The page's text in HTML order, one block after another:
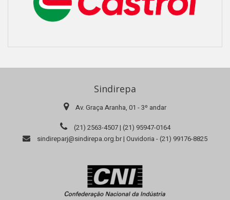
Sindirepa
Av. Graça Aranha, 01 - 3º andar
(21) 2563-4507 | (21) 95947-0164
sindireparj@sindirepa.org.br | Ouvidoria - (21) 99176-8825